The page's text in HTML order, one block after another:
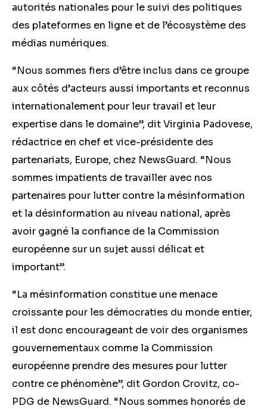
autorités nationales pour le suivi des politiques
des plateformes en ligne et de l’écosystème des
médias numériques.
“Nous sommes fiers d’être inclus dans ce groupe
aux côtés d’acteurs aussi importants et reconnus
internationalement pour leur travail et leur
expertise dans le domaine”, dit Virginia Padovese,
rédactrice en chef et vice-présidente des
partenariats, Europe, chez NewsGuard. “Nous
sommes impatients de travailler avec nos
partenaires pour lutter contre la mésinformation
et la désinformation au niveau national, après
avoir gagné la confiance de la Commission
européenne sur un sujet aussi délicat et
important”.
“La mésinformation constitue une menace
croissante pour les démocraties du monde entier,
il est donc encourageant de voir des organismes
gouvernementaux comme la Commission
européenne prendre des mesures pour lutter
contre ce phénomène”, dit Gordon Crovitz, co-
PDG de NewsGuard. “Nous sommes honorés de